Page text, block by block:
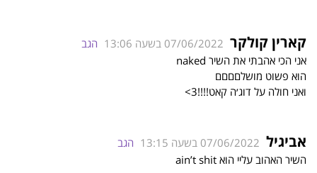
קארין קולקר 07/06/2022 בשעה 13:06
הגב
אני הכי אהבתי את השיר naked
הוא פשוט מושלםםםם
ואני חולה על דוג׳ה קאט!!!!3>
אביגיל 07/06/2022 בשעה 13:15
הגב
השיר האהוב עליי הוא ain’t shit